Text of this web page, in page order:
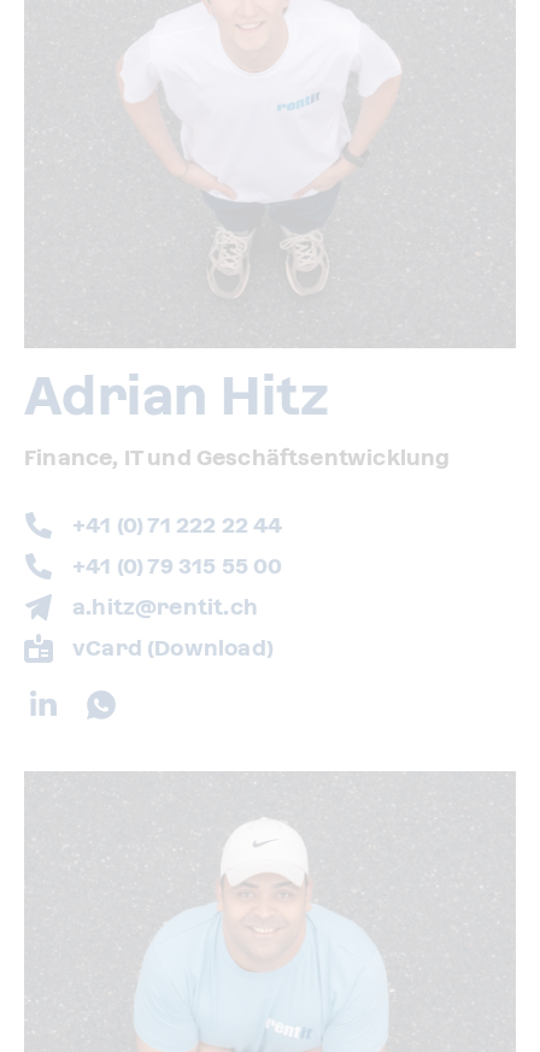
Adrian Hitz
Finance, IT und Geschäftsentwicklung
+41 (0) 71 222 22 44
+41 (0) 79 315 55 00
a.hitz@rentit.ch
vCard (Download)